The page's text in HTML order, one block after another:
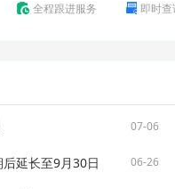
全程跟进服务 即时查
07-06
延长至9月30日 06-26